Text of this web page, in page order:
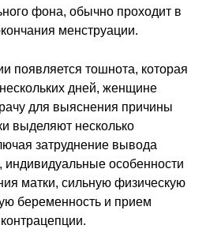
фона, обычно проходит в
менструации.
появляется тошнота, которая
дней, женщине
для выяснения причины
выделяют несколько
затруднение вывода
индивидуальные особенности
матки, сильную физическую
беременность и прием